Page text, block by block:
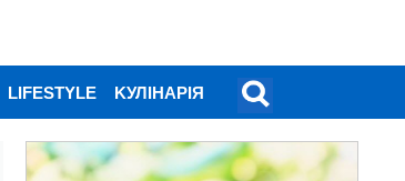
LIFESTYLE KУЛІНАРІЯ